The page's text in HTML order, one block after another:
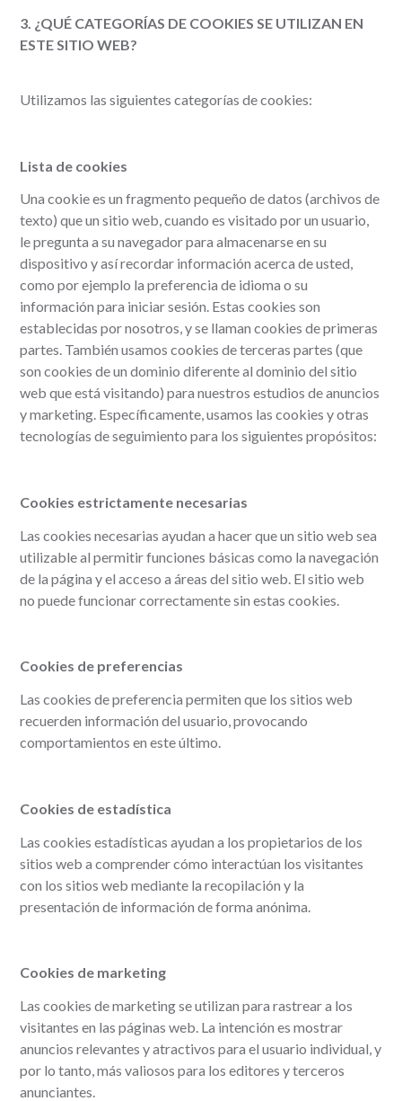
3. ¿QUÉ CATEGORÍAS DE COOKIES SE UTILIZAN EN
ESTE SITIO WEB?
Utilizamos las siguientes categorías de cookies:
Lista de cookies
Una cookie es un fragmento pequeño de datos (archivos de
texto) que un sitio web, cuando es visitado por un usuario,
le pregunta a su navegador para almacenarse en su
dispositivo y así recordar información acerca de usted,
como por ejemplo la preferencia de idioma o su
información para iniciar sesión. Estas cookies son
establecidas por nosotros, y se llaman cookies de primeras
partes. También usamos cookies de terceras partes (que
son cookies de un dominio diferente al dominio del sitio
web que está visitando) para nuestros estudios de anuncios
y marketing. Específicamente, usamos las cookies y otras
tecnologías de seguimiento para los siguientes propósitos:
Cookies estrictamente necesarias
Las cookies necesarias ayudan a hacer que un sitio web sea
utilizable al permitir funciones básicas como la navegación
de la página y el acceso a áreas del sitio web. El sitio web
no puede funcionar correctamente sin estas cookies.
Cookies de preferencias
Las cookies de preferencia permiten que los sitios web
recuerden información del usuario, provocando
comportamientos en este último.
Cookies de estadística
Las cookies estadísticas ayudan a los propietarios de los
sitios web a comprender cómo interactúan los visitantes
con los sitios web mediante la recopilación y la
presentación de información de forma anónima.
Cookies de marketing
Las cookies de marketing se utilizan para rastrear a los
visitantes en las páginas web. La intención es mostrar
anuncios relevantes y atractivos para el usuario individual, y
por lo tanto, más valiosos para los editores y terceros
anunciantes.